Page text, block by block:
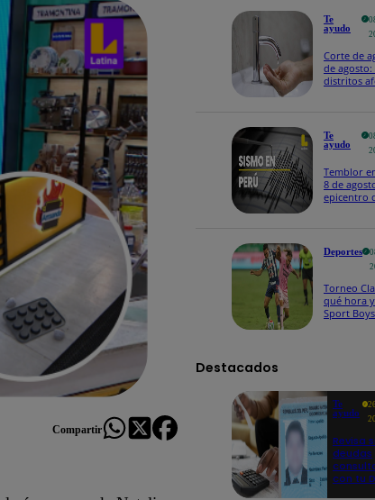
Compartir
Te
ayudo
Corte de
de
distritos
Te
ayudo
Temblor
8 de
epicentro
Deportes
Torneo
qué hora
Sport
Destacados
Te
ayudo
Revisa
deudas
con tu